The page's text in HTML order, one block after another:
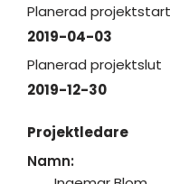
Planerad projektstart
2019-04-03
Planerad projektslut
2019-12-30
Projektledare
Namn: